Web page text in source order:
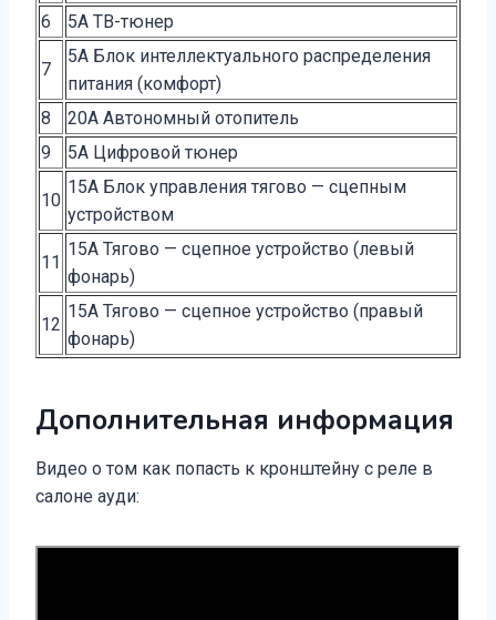
6
5A ТВ-тюнер
7
5A Блок интеллектуального распределения
питания (комфорт)
8
20A Автономный отопитель
9
5A Цифровой тюнер
10
15A Блок управления тягово — сцепным
устройством
11
15A Тягово — сцепное устройство (левый
фонарь)
12
15A Тягово — сцепное устройство (правый
фонарь)
Дополнительная информация
Видео о том как попасть к кронштейну с реле в
салоне ауди: